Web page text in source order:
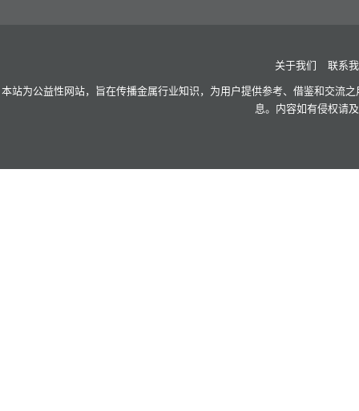
关于我们 联系
本站为公益性网站，旨在传播金属行业知识，为用户提供参考、借鉴和交流
息。内容如有侵权请